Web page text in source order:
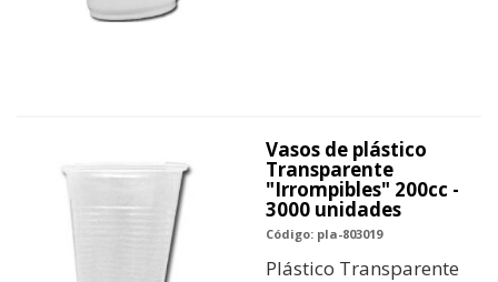
Vasos de plástico
Transparente
"Irrompibles" 200cc -
3000 unidades
Código: pla-803019
Plástico Transparente